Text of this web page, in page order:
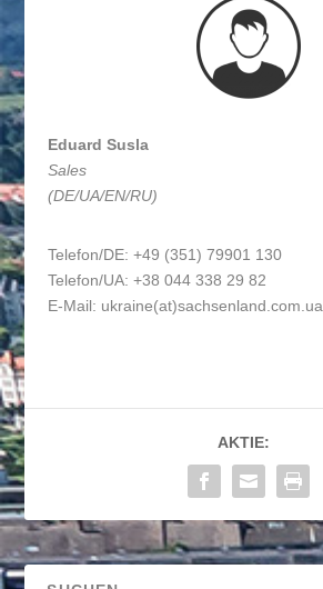
Eduard Susla
Sales
(DE/UA/EN/RU)
Telefon/DE: +49 (351) 79901 130
Telefon/UA: +38 044 338 29 82
E-Mail: ukraine(at)sachsenland.com.ua
AKTIE: